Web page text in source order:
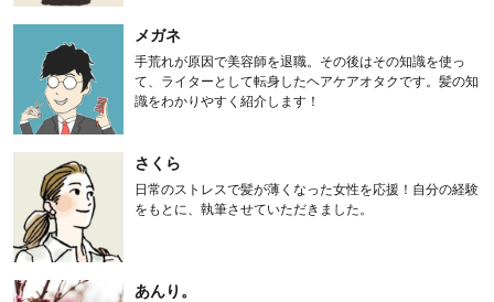
メガネ
手荒れが原因で美容師を退職。その後はその知識を使っ
て、ライターとして転身したヘアケアオタクです。髪の知
識をわかりやすく紹介します！
さくら
日常のストレスで髪が薄くなった女性を応援！自分の経験
をもとに、執筆させていただきました。
あんり。